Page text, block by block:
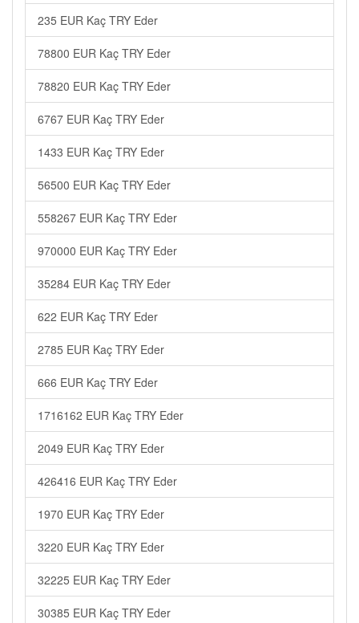
235 EUR Kaç TRY Eder
78800 EUR Kaç TRY Eder
78820 EUR Kaç TRY Eder
6767 EUR Kaç TRY Eder
1433 EUR Kaç TRY Eder
56500 EUR Kaç TRY Eder
558267 EUR Kaç TRY Eder
970000 EUR Kaç TRY Eder
35284 EUR Kaç TRY Eder
622 EUR Kaç TRY Eder
2785 EUR Kaç TRY Eder
666 EUR Kaç TRY Eder
1716162 EUR Kaç TRY Eder
2049 EUR Kaç TRY Eder
426416 EUR Kaç TRY Eder
1970 EUR Kaç TRY Eder
3220 EUR Kaç TRY Eder
32225 EUR Kaç TRY Eder
30385 EUR Kaç TRY Eder